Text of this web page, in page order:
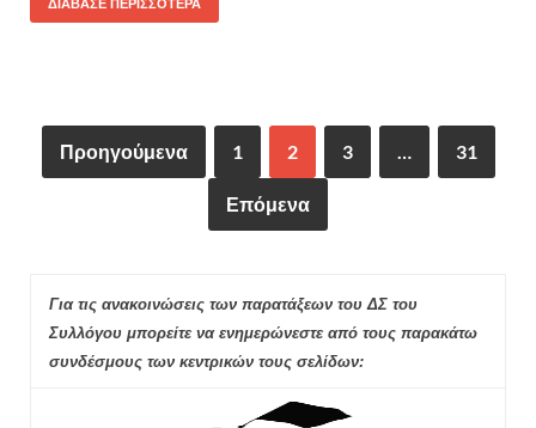
ΔΙΆΒΑΣΕ ΠΕΡΙΣΣΌΤΕΡΑ
Προηγούμενα 1 2 3 … 31
Επόμενα
Για τις ανακοινώσεις των παρατάξεων του ΔΣ του
Συλλόγου μπορείτε να ενημερώνεστε από τους παρακάτω
συνδέσμους των κεντρικών τους σελίδων: